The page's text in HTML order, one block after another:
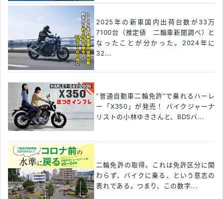
2025年の新車国内出荷台数が33万
7100台（推定値 二輪車新聞調べ）と
なったことが分かった。2024年に
32...
“普通自動車二輪免許”で乗れるハーレ
ー「X350」が発売！ バイクジャーナ
リストの小林ゆきさんと、BDSバ...
二輪免許の取得。これは免許区分に関
わらず、バイクに乗る、という意志の
表れである。つまり、この数字...